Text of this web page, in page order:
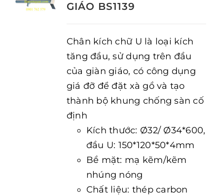
GIÁO BS1139
Chân kích chữ U là loại kích
tăng đầu, sử dụng trên đầu
của giàn giáo, có công dụng
giá đỡ để đặt xà gồ và tạo
thành bộ khung chống sàn cố
định
Kích thước: Ø32/ Ø34*600,
đầu U: 150*120*50*4mm
Bề mặt: mạ kẽm/kẽm
nhúng nóng
Chất liệu: thép carbon